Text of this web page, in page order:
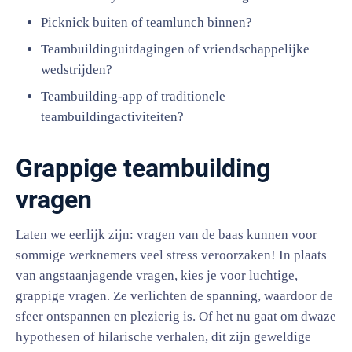
Picknick buiten of teamlunch binnen?
Teambuildinguitdagingen of vriendschappelijke
wedstrijden?
Teambuilding-app of traditionele
teambuildingactiviteiten?
Grappige teambuilding
vragen
Laten we eerlijk zijn: vragen van de baas kunnen voor
sommige werknemers veel stress veroorzaken! In plaats
van angstaanjagende vragen, kies je voor luchtige,
grappige vragen. Ze verlichten de spanning, waardoor de
sfeer ontspannen en plezierig is. Of het nu gaat om dwaze
hypothesen of hilarische verhalen, dit zijn geweldige